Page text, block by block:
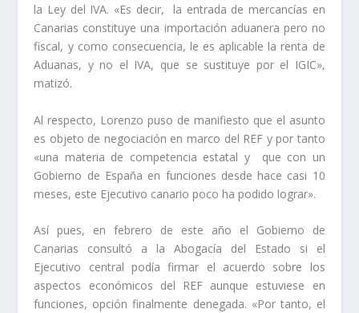
la Ley del IVA. «Es decir, la entrada de mercancías en
Canarias constituye una importación aduanera pero no
fiscal, y como consecuencia, le es aplicable la renta de
Aduanas, y no el IVA, que se sustituye por el IGIC»,
matizó.
Al respecto, Lorenzo puso de manifiesto que el asunto
es objeto de negociación en marco del REF y por tanto
«una materia de competencia estatal y que con un
Gobierno de España en funciones desde hace casi 10
meses, este Ejecutivo canario poco ha podido lograr».
Así pues, en febrero de este año el Gobierno de
Canarias consultó a la Abogacía del Estado si el
Ejecutivo central podía firmar el acuerdo sobre los
aspectos económicos del REF aunque estuviese en
funciones, opción finalmente denegada. «Por tanto, el